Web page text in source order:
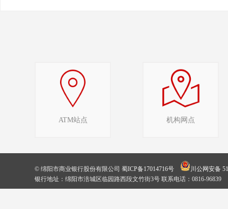
ATM站点 机构网点
© 绵阳市商业银行股份有限公司 蜀ICP备17014716号
川公网安备
银行地址：绵阳市涪城区临园路西段文竹街3号 联系电话：0816-96839